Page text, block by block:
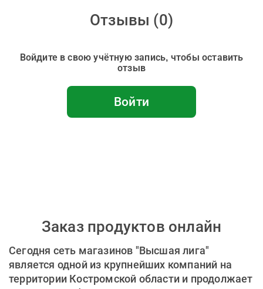
Отзывы (0)
Войдите в свою учётную запись, чтобы оставить
отзыв
Войти
Заказ продуктов онлайн
Сегодня сеть магазинов "Высшая лига"
является одной из крупнейших компаний на
территории Костромской области и продолжает